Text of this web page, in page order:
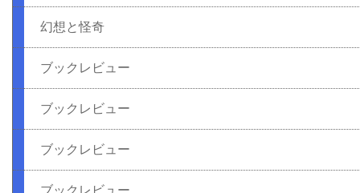
幻想と怪奇
ブックレビュー
ブックレビュー
ブックレビュー
ブックレビュー